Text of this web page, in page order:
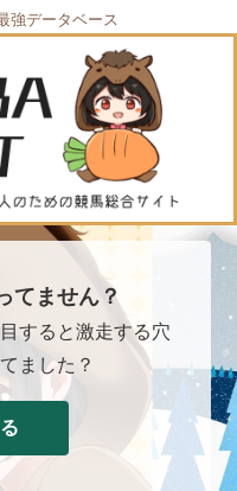
強データベース
てません？
すると激走する穴
ました？